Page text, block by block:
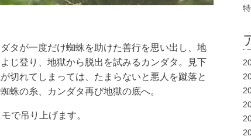
タが一度だけ蜘蛛を助けた善行を思い出し、地
じ登り、地獄から脱出を試みるカンダタ。見下
切れてしまっては、たまらないと悪人を蹴落と
蛛の糸、カンダタ再び地獄の底へ。
で吊り上げます。